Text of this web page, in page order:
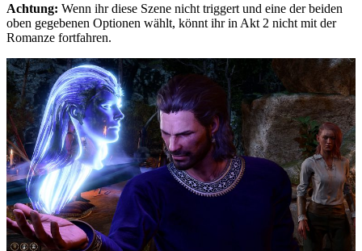
Achtung: Wenn ihr diese Szene nicht triggert und eine der beiden
oben gegebenen Optionen wählt, könnt ihr in Akt 2 nicht mit der
Romanze fortfahren.